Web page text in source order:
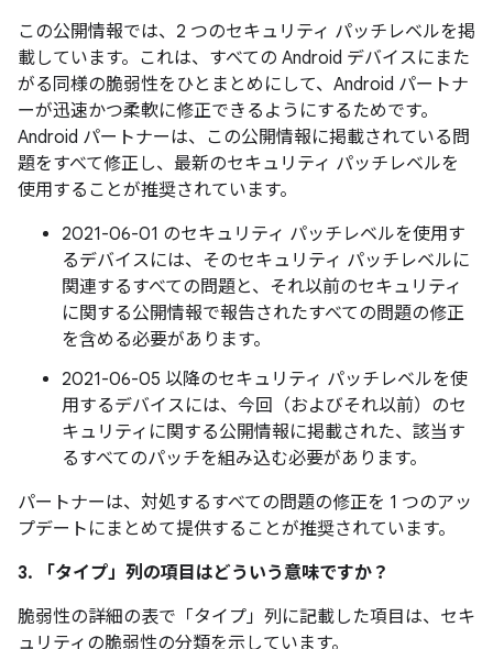
この公開情報では、2 つのセキュリティ パッチレベルを掲
載しています。これは、すべての Android デバイスにまた
がる同様の脆弱性をひとまとめにして、Android パートナ
ーが迅速かつ柔軟に修正できるようにするためです。
Android パートナーは、この公開情報に掲載されている問
題をすべて修正し、最新のセキュリティ パッチレベルを
使用することが推奨されています。
2021-06-01 のセキュリティ パッチレベルを使用す
るデバイスには、そのセキュリティ パッチレベルに
関連するすべての問題と、それ以前のセキュリティ
に関する公開情報で報告されたすべての問題の修正
を含める必要があります。
2021-06-05 以降のセキュリティ パッチレベルを使
用するデバイスには、今回（およびそれ以前）のセ
キュリティに関する公開情報に掲載された、該当す
るすべてのパッチを組み込む必要があります。
パートナーは、対処するすべての問題の修正を 1 つのアッ
プデートにまとめて提供することが推奨されています。
3. 「タイプ」 列の項目はどういう意味ですか？
脆弱性の詳細の表で「タイプ」 列に記載した項目は、セキ
ュリティの脆弱性の分類を示しています。